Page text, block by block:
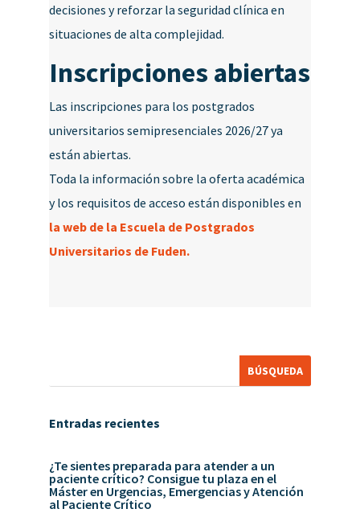
decisiones y reforzar la seguridad clínica en
situaciones de alta complejidad.
Inscripciones abiertas
Las inscripciones para los postgrados
universitarios semipresenciales 2026/27 ya
están abiertas.
Toda la información sobre la oferta académica
y los requisitos de acceso están disponibles en
la web de la Escuela de Postgrados
Universitarios de Fuden.
Entradas recientes
¿Te sientes preparada para atender a un
paciente crítico? Consigue tu plaza en el
Máster en Urgencias, Emergencias y Atención
al Paciente Crítico